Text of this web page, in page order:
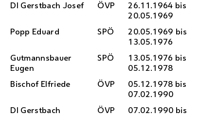
DI Gerstbach Josef ÖVP
26.11.1964 bis
20.05.1969
Popp Eduard
SPÖ
20.05.1969 bis
13.05.1976
Gutmannsbauer
Eugen
SPÖ
13.05.1976 bis
05.12.1978
Bischof Elfriede
ÖVP
05.12.1978 bis
07.02.1990
DI Gerstbach
ÖVP
07.02.1990 bis